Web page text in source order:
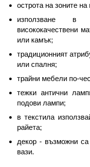
острота на зоните
използване в
висококачествени
или камък;
традиционният
или спалня;
трайни мебели по-
тежки антични
подови лампи;
в текстила
райета;
декор - възможни
вази.